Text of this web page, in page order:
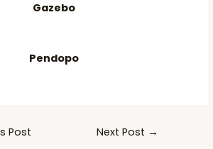
Gazebo
Pendopo
Post Next Post →